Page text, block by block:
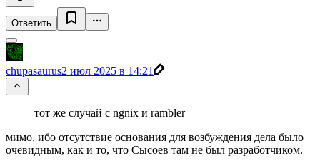
Ответить
chupasaurus2 июл 2025 в 14:21
тот же случай с ngnix и rambler
мимо, ибо отсутствие основания для возбуждения дела было
очевидным, как и то, что Сысоев там не был разработчиком.